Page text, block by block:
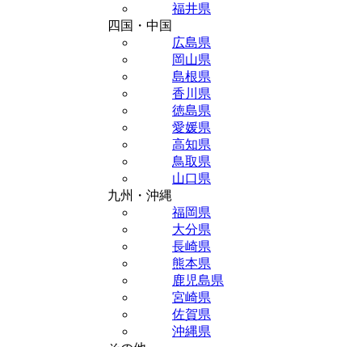
福井県
四国・中国
広島県
岡山県
島根県
香川県
徳島県
愛媛県
高知県
鳥取県
山口県
九州・沖縄
福岡県
大分県
長崎県
熊本県
鹿児島県
宮崎県
佐賀県
沖縄県